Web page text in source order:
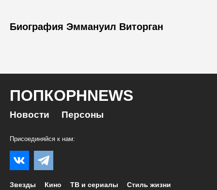
Биография Эммануил Виторган
ПОПКОРНNEWS
Новости Персоны
Присоединяйся к нам:
Звезды Кино ТВ и сериалы Стиль жизни